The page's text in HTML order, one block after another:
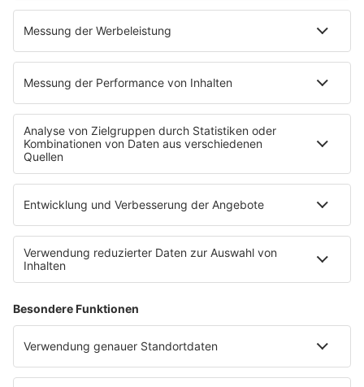
Konzertkalender
Festivals
Wacken Open Air
SHOP
RADIO BOB!
Impressum
Kontakt
myBOB App
BOB-Plakate & Aufkleber bestellen
Datenschutz
Datenschutzeinstellungen
Teilnahmebedingungen
RADIO BOB! auf radioplayer.de